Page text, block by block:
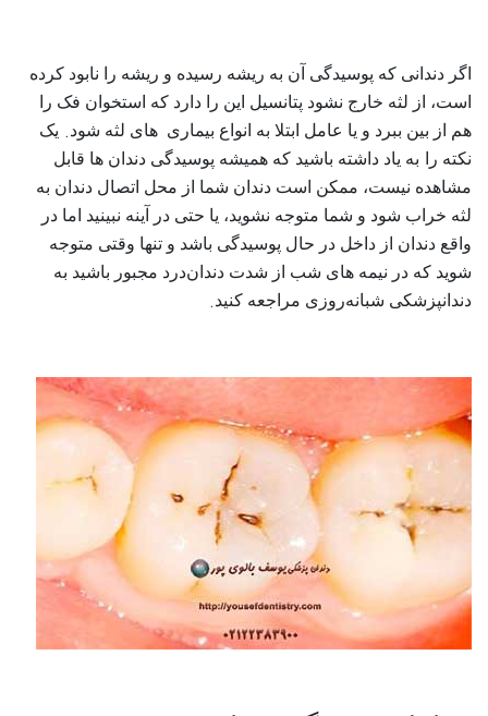
اگر دندانی که پوسیدگی آن به ریشه رسیده و ریشه را نابود کرده
است، از لثه خارج نشود پتانسیل این را دارد که استخوان فک را
هم از بین ببرد و یا عامل ابتلا به انواع بیماری‌ های لثه شود. یک
نکته را
به یاد داشته باشید که همیشه پوسیدگی دندان‌ ها قابل
مشاهده نیست، ممکن است دندان شما از محل اتصال دندان به
لثه خراب شود و شما متوجه نشوید، یا حتی در آینه نبینید اما در‌
واقع دندان از داخل در حال پوسیدگی باشد و تنها وقتی متوجه
شوید که در نیمه‌ های شب از شدت دندان‌درد مجبور باشید به
دندانپزشکی شبانه‌روزی مراجعه کنید.